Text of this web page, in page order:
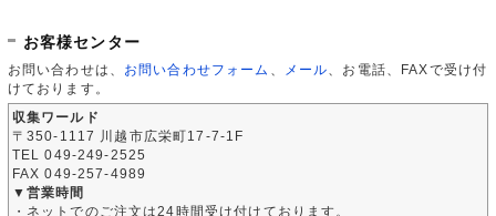
お客様センター
お問い合わせは、 お問い合わせフォーム メール 、お電話、FAXで受け付
けております。
収集ワールド
〒350-1117 川越市広栄町17-7-1F
TEL 049-249-2525
FAX 049-257-4989
▼営業時間
・ネットでのご注文は24時間受け付けております。